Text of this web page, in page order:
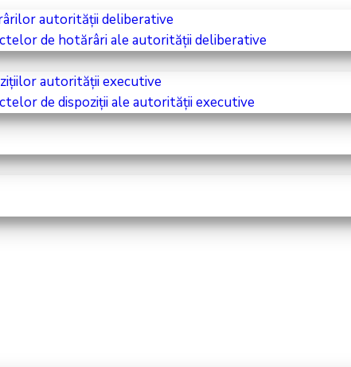
autorității deliberative
de hotărâri ale autorității deliberative
autorității executive
de dispoziții ale autorității executive